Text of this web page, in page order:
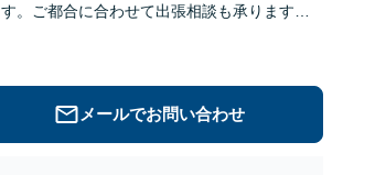
。ご都合に合わせて出張相談も承ります。
メールでお問い合わせ